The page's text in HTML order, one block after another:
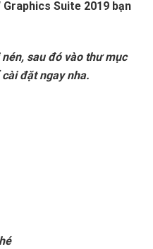
Suite 2019 bạn
sau đó vào thư mục
đặt ngay nha.